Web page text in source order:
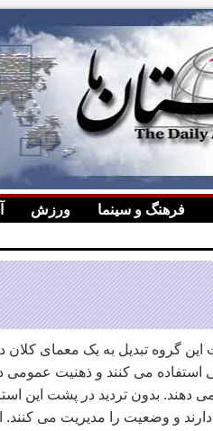
فرهنگ و سینما ورزش
گروه تبدیل به یک معمای کلان در
استفاده می کنند و ذهنیت
دهند. بدون تردید در پشت این
و وضعیت را مدیریت می کنند.